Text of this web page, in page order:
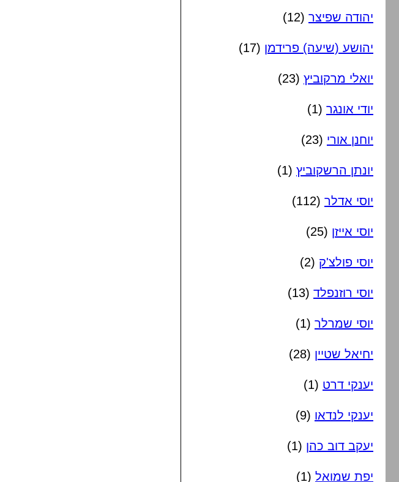
יהודה שפיצר (12)
יהושע (שיעה) פרידמן (17)
יואלי מרקוביץ (23)
יודי אונגר (1)
יוחנן אורי (23)
יונתן הרשקוביץ (1)
יוסי אדלר (112)
יוסי אייזן (25)
יוסי פולצ'ק (2)
יוסי רוזנפלד (13)
יוסי שמרלר (1)
יחיאל שטיין (28)
יענקי דרט (1)
יענקי לנדאו (9)
יעקב דוב כהן (1)
יפת שמואל (1)